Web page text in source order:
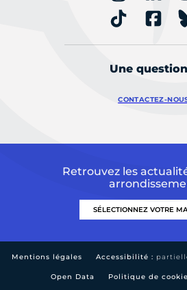
Une
CONTACTEZ-
Retrouvez les
Mentions légales Accessibilité :
Open Data Politique de